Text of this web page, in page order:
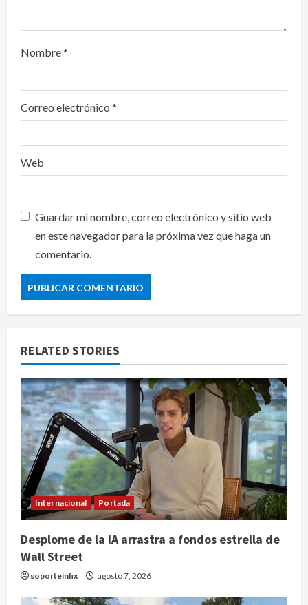
Nombre*
Correo electrónico *
Web
Guardar mi nombre, correo electrónico y sitio web
en este navegador para la próxima vez que haga un
comentario.
RELATED STORIES
Internacional Portada
Desplome de la IA arrastra a fondos estrella de
Wall Street
soporteinfix agosto 7, 2026